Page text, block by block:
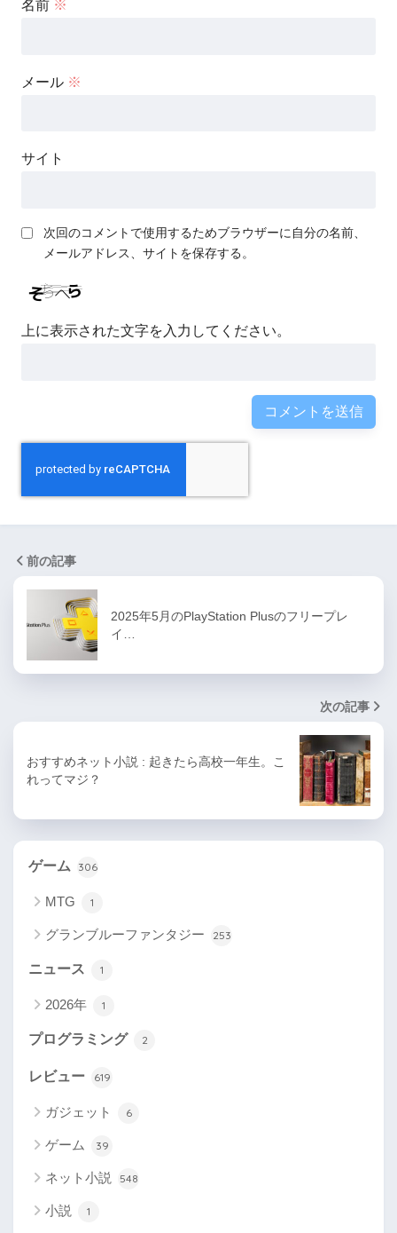
名前 ※
メール ※
サイト
次回のコメントで使用するためブラウザーに自分の名前、
メールアドレス、サイトを保存する。
上に表示された文字を入力してください。
前の記事
2025年5月のPlayStation Plusのフリープレ
イ…
次の記事
おすすめネット小説 : 起きたら高校一年生。こ
れってマジ？
ゲーム 306
MTG 1
グランブルーファンタジー 253
ニュース 1
2026年 1
プログラミング 2
レビュー 619
ガジェット 6
ゲーム 39
ネット小説 548
小説 1